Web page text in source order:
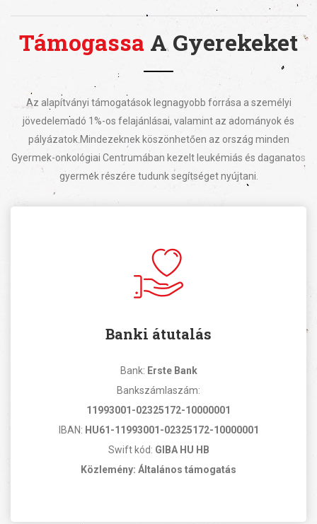
Támogassa A Gyerekeket
Az alapítványi támogatások legnagyobb forrása a személyi
jövedelemadó 1%-os felajánlásai, valamint az adományok és
pályázatok.Mindezeknek köszönhetően az ország minden
Gyermek-onkológiai Centrumában kezelt leukémiás és daganatos
gyermek részére tudunk segítséget nyújtani.
Banki átutalás
Bank: Erste Bank
Bankszámlaszám:
11993001-02325172-10000001
IBAN: HU61-11993001-02325172-10000001
Swift kód: GIBA HU HB
Közlemény: Általános támogatás